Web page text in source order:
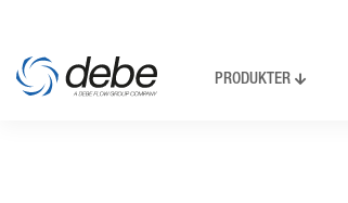
PRODUKTER